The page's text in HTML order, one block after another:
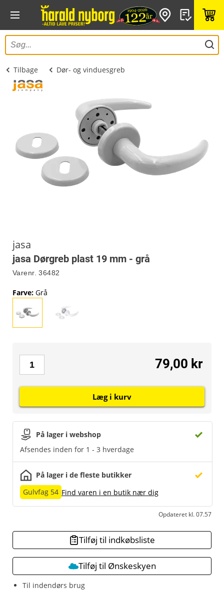
Tilbage Dør- og vinduesgreb
jasa
jasa Dørgreb plast 19 mm - grå
Varenr. 36482
Til indendørs brug
Farve: Grå
På lager i webshop
Afsendes inden for 1 - 3 hverdage
På lager i de fleste butikker
Gulvfag 54 Find varen i en butik nær dig
Opdateret kl. 07.57
79,00 kr
Læg i kurv
Tilføj til indkøbsliste
Tilføj til Ønskeskyen